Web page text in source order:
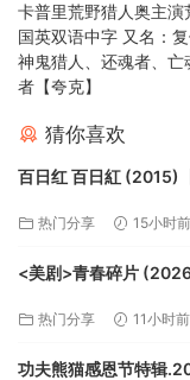
卡普里荒野猎人奥主演
国英双语中字 又名：复
神鬼猎人、还魂者、亡
者【夸克】
猜你喜欢
百日红 百日紅 (2015)
热门分享 15小时前
<美剧>青春碎片
热门分享 11小时前
功夫熊猫感恩节特辑